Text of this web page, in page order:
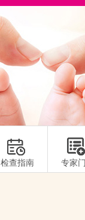
检查指南 专家